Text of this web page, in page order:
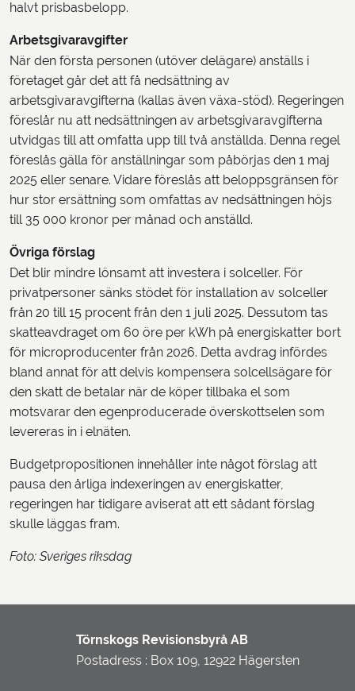
halvt prisbasbelopp.
Arbetsgivaravgifter
När den första personen (utöver delägare) anställs i
företaget går det att få nedsättning av
arbetsgivaravgifterna (kallas även växa-stöd). Regeringen
föreslår nu att nedsättningen av arbetsgivaravgifterna
utvidgas till att omfatta upp till två anställda. Denna regel
föreslås gälla för anställningar som påbörjas den 1 maj
2025 eller senare. Vidare föreslås att beloppsgränsen för
hur stor ersättning som omfattas av nedsättningen höjs
till 35 000 kronor per månad och anställd.
Övriga förslag
Det blir mindre lönsamt att investera i solceller. För
privatpersoner sänks stödet för installation av solceller
från 20 till 15 procent från den 1 juli 2025. Dessutom tas
skatteavdraget om 60 öre per kWh på energiskatter bort
för microproducenter från 2026. Detta avdrag infördes
bland annat för att delvis kompensera solcellsägare för
den skatt de betalar när de köper tillbaka el som
motsvarar den egenproducerade överskottselen som
levereras in i elnäten.
Budgetpropositionen innehåller inte något förslag att
pausa den årliga indexeringen av energiskatter,
regeringen har tidigare aviserat att ett sådant förslag
skulle läggas fram.
Foto: Sveriges riksdag
Törnskogs Revisionsbyrå AB
Postadress : Box 109, 12922 Hägersten